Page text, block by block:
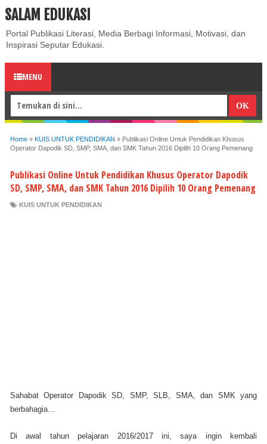
ABOUT CONTACT US
SALAM EDUKASI
Portal Publikasi Literasi, Media Berbagi Informasi, Motivasi, dan
Inspirasi Seputar Edukasi.
MENU
Home » KUIS UNTUK PENDIDIKAN » Publikasi Online Untuk Pendidikan Khusus
Operator Dapodik SD, SMP, SMA, dan SMK Tahun 2016 Dipilih 10 Orang Pemenang
Publikasi Online Untuk Pendidikan Khusus Operator Dapodik
SD, SMP, SMA, dan SMK Tahun 2016 Dipilih 10 Orang Pemenang
KUIS UNTUK PENDIDIKAN
Sahabat Operator Dapodik SD, SMP, SLB, SMA, dan SMK yang
berbahagia...
Di awal tahun pelajaran 2016/2017 ini, saya ingin kembali